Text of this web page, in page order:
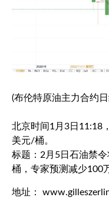
(布伦特原油主力合约
北京时间1月3日11:18，
美元/桶。
标题：2月5日石油禁
桶，专家预测减少100
地址：